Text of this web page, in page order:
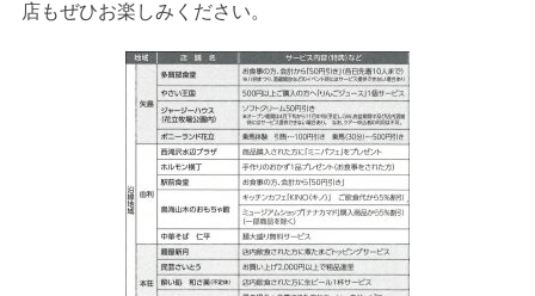
店もぜひお楽しみください。